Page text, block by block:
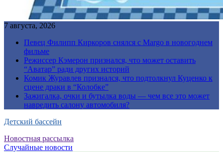
7 августа, 2026
Певец Филипп Киркоров снялся с Margo в новогоднем
фильме
Режиссер Кэмерон признался, что может оставить
“Аватар” ради других историй
Комик Журавлев признался, что подтолкнул Куценко к
сцене драки в “Колобке”
Зажигалка, очки и бутылка воды — чем все это может
навредить салону автомобиля?
Детский бассейн
Новостная рассылка
Случайные новости